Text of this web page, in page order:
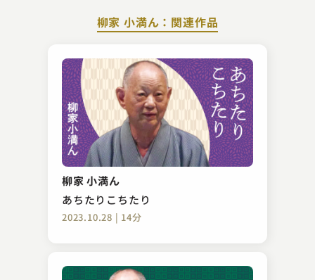
柳家 小満ん：関連作品
柳家 小満ん
あちたりこちたり
2023.10.28 | 14分
柳家 わさび
黄金の大黒
2023.07.11 | 13分